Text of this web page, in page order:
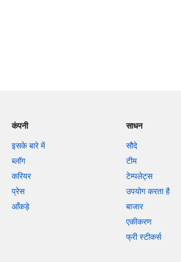
कंपनी
इसके बारे में
ब्लॉग
करियर
प्रेस
आँकड़े
साधन
सौदे
टीम
टेम्पलेट्स
उपयोग करता है
बाजार
एकीकरण
फ्री स्टीकर्स